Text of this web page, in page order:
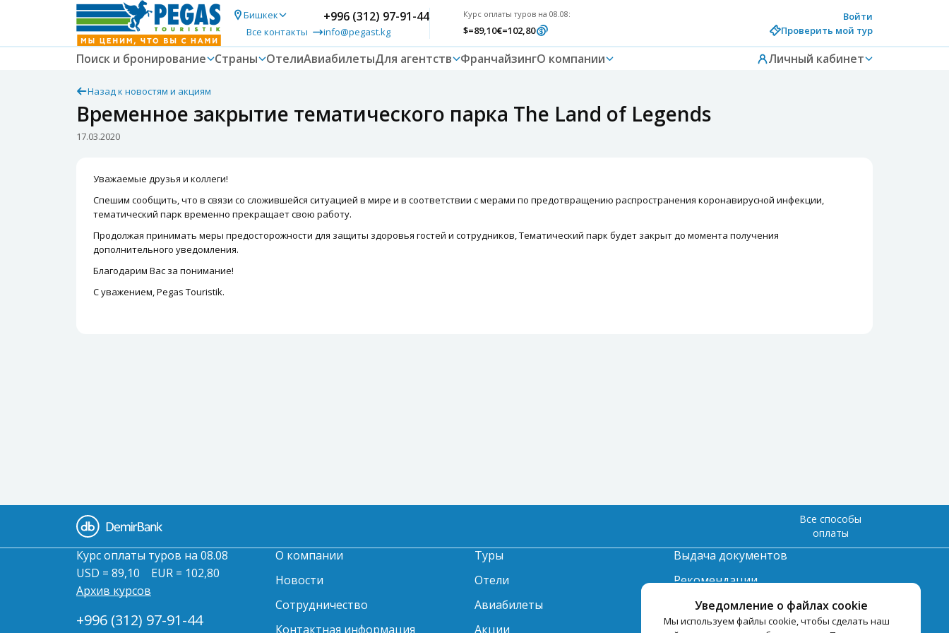
Бишкек
Все контакты
+996 (312) 97-91-44
info@pegast.kg
Курс оплаты туров на 08.08:
$=89,10€=102,80
Войти
Проверить мой тур
Поиск и бронирование Страны ОтелиАвиабилетыДля агентств ФранчайзингО компании Личный кабинет
Назад к новостям и акциям
Временное закрытие тематического парка The Land of Legends
17.03.2020
Уважаемые друзья и коллеги!
Спешим сообщить, что в связи со сложившейся ситуацией в мире и в соответствии с мерами по предотвращению распространения коронавирусной инфекции,
тематический парк временно прекращает свою работу.
Продолжая принимать меры предосторожности для защиты здоровья гостей и сотрудников, Тематический парк будет закрыт до момента получения
дополнительного уведомления.
Благодарим Вас за понимание!
С уважением, Pegas Touristik.
Уведомление о файлах cookie
Мы используем файлы cookie, чтобы сделать наш
Все способы
оплаты
Курс оплаты туров на 08.08
USD = 89,10
EUR = 102,80
Архив курсов
+996 (312) 97-91-44
О компании
Новости
Сотрудничество
Контактная информация
Туры
Отели
Авиабилеты
Акции
Выдача документов
Рекомендации
Вопрос-ответ
Счет и оплата